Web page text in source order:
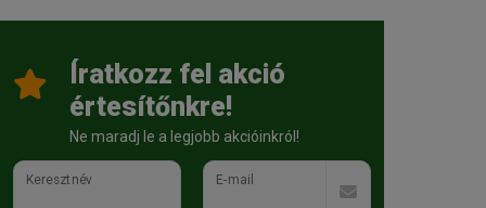
Íratkozz fel akció
értesítőnkre!
Ne maradj le a legjobb akcióinkról!
Keresztnév E-mail